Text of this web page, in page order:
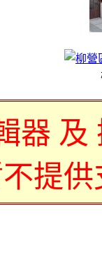
器 及
提